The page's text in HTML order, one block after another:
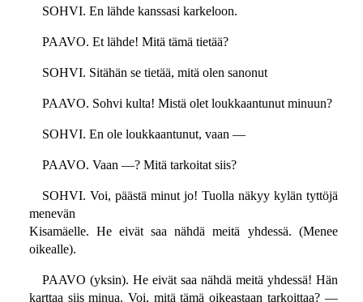
SOHVI. En lähde kanssasi karkeloon.
PAAVO. Et lähde! Mitä tämä tietää?
SOHVI. Sitähän se tietää, mitä olen sanonut
PAAVO. Sohvi kulta! Mistä olet loukkaantunut minuun?
SOHVI. En ole loukkaantunut, vaan —
PAAVO. Vaan —? Mitä tarkoitat siis?
SOHVI. Voi, päästä minut jo! Tuolla näkyy kylän tyttöjä
menevän
Kisamäelle. He eivät saa nähdä meitä yhdessä. (Menee
oikealle).
PAAVO (yksin). He eivät saa nähdä meitä yhdessä! Hän
karttaa siis minua. Voi, mitä tämä oikeastaan tarkoittaa? —